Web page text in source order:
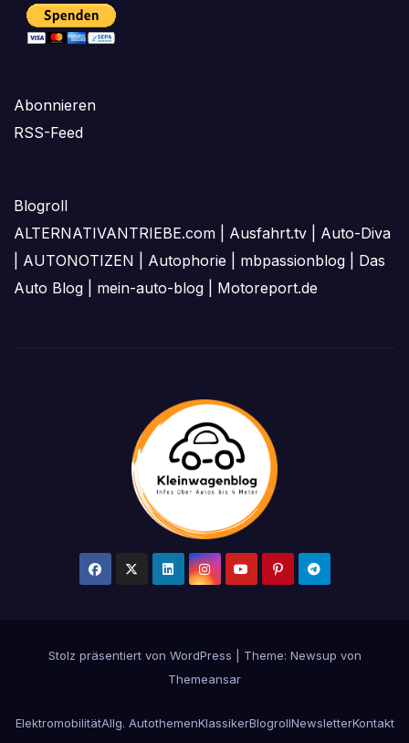
Abonnieren
RSS-Feed
Blogroll
ALTERNATIVANTRIEBE.com
Ausfahrt.tv
Auto-Diva
AUTONOTIZEN Autophorie mbpassionblog
Das
Auto Blog
mein-auto-blog Motoreport.de
Stolz präsentiert von WordPress
Theme: Newsup von
Themeansar
ElektromobilitätAllg. AutothemenKlassikerBlogrollNewsletterKontakt